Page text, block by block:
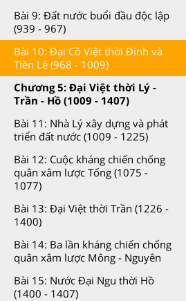
Bài 9: Đất nước buổi đầu độc lập
(939 - 967)
Bài 10: Đại Cồ Việt thời Đinh và
Tiền Lê (968 - 1009)
Chương 5: Đại Việt thời Lý -
Trần - Hồ (1009 - 1407)
Bài 11: Nhà Lý xây dựng và phát
triển đất nước (1009 - 1225)
Bài 12: Cuộc kháng chiến chống
quân xâm lược Tống (1075 -
1077)
Bài 13: Đại Việt thời Trần (1226 -
1400)
Bài 14: Ba lần kháng chiến chống
quân xâm lược Mông - Nguyên
Bài 15: Nước Đại Ngu thời Hồ
(1400 - 1407)